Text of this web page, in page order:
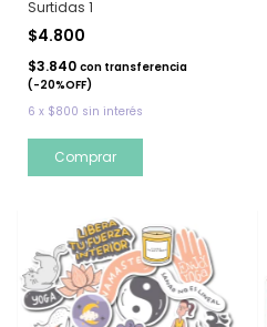
Surtidas 1
$4.800
$3.840 con transferencia
(-20%OFF)
6 x $800 sin interés